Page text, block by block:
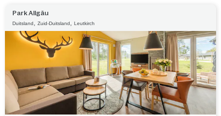
Park Allgäu
Duitsland , Zuid-Duitsland , Leutkirch